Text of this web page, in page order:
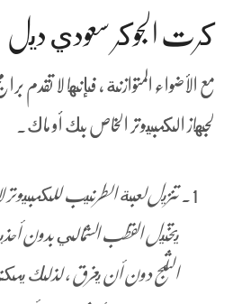
كرت الجوكر سعودي ديل
مع الأضواء المتوازنة ، فإنها لا تقدم
لجهاز الكمبيوتر الخاص بك أو ماك.
تنزيل لعبة الطرنيب للكمبيوتر
يتخيل القطب الشمالي بدون
الثلج دون أن يغرق ، لذلك يمكنك